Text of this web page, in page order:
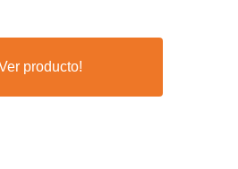
producto!